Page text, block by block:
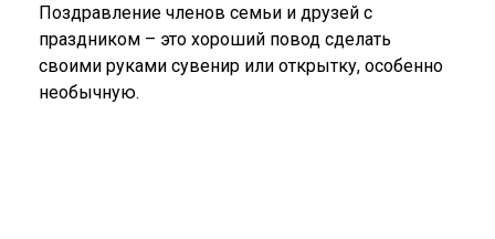
Поздравление членов семьи и друзей с
праздником – это хороший повод сделать
своими руками сувенир или открытку, особенно
необычную.